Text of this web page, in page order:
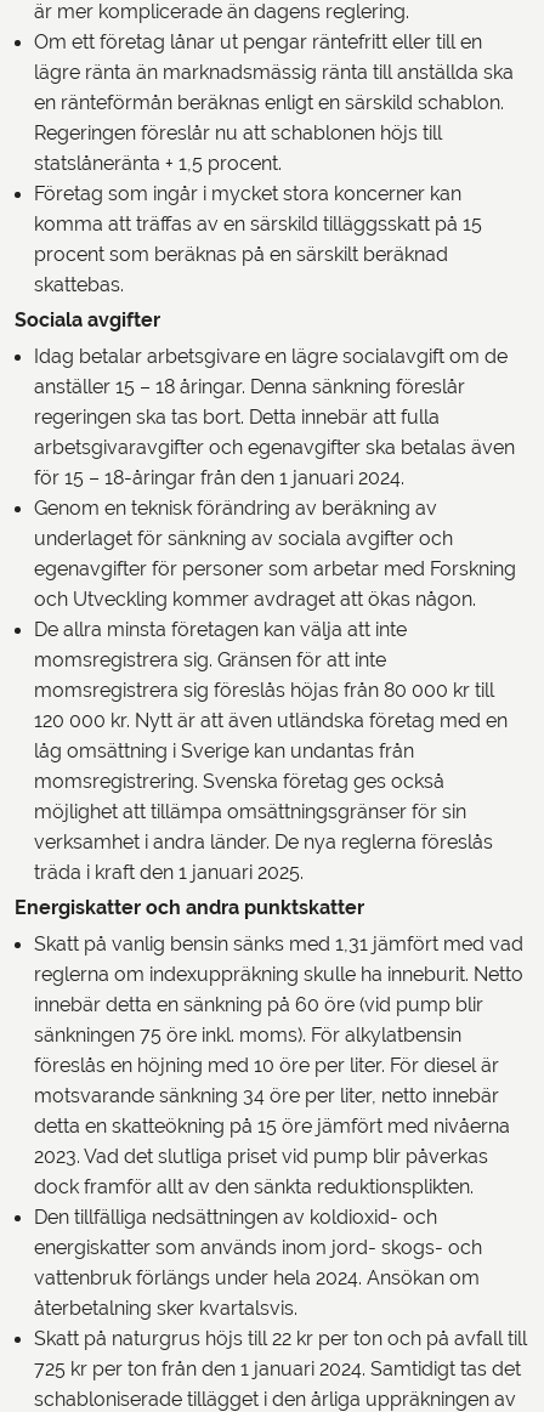
är mer komplicerade än dagens reglering.
Om ett företag lånar ut pengar räntefritt eller till en
lägre ränta än marknadsmässig ränta till anställda ska
en ränteförmån beräknas enligt en särskild schablon.
Regeringen föreslår nu att schablonen höjs till
statslåneränta + 1,5 procent.
Företag som ingår i mycket stora koncerner kan
komma att träffas av en särskild tilläggsskatt på 15
procent som beräknas på en särskilt beräknad
skattebas.
Sociala avgifter
Idag betalar arbetsgivare en lägre socialavgift om de
anställer 15 – 18 åringar. Denna sänkning föreslår
regeringen ska tas bort. Detta innebär att fulla
arbetsgivaravgifter och egenavgifter ska betalas även
för 15 – 18-åringar från den 1 januari 2024.
Genom en teknisk förändring av beräkning av
underlaget för sänkning av sociala avgifter och
egenavgifter för personer som arbetar med Forskning
och Utveckling kommer avdraget att ökas någon.
De allra minsta företagen kan välja att inte
momsregistrera sig. Gränsen för att inte
momsregistrera sig föreslås höjas från 80 000 kr till
120 000 kr. Nytt är att även utländska företag med en
låg omsättning i Sverige kan undantas från
momsregistrering. Svenska företag ges också
möjlighet att tillämpa omsättningsgränser för sin
verksamhet i andra länder. De nya reglerna föreslås
träda i kraft den 1 januari 2025.
Energiskatter och andra punktskatter
Skatt på vanlig bensin sänks med 1,31 jämfört med vad
reglerna om indexuppräkning skulle ha inneburit. Netto
innebär detta en sänkning på 60 öre (vid pump blir
sänkningen 75 öre inkl. moms). För alkylatbensin
föreslås en höjning med 10 öre per liter. För diesel är
motsvarande sänkning 34 öre per liter, netto innebär
detta en skatteökning på 15 öre jämfört med nivåerna
2023. Vad det slutliga priset vid pump blir påverkas
dock framför allt av den sänkta reduktionsplikten.
Den tillfälliga nedsättningen av koldioxid- och
energiskatter som används inom jord- skogs- och
vattenbruk förlängs under hela 2024. Ansökan om
återbetalning sker kvartalsvis.
Skatt på naturgrus höjs till 22 kr per ton och på avfall till
725 kr per ton från den 1 januari 2024. Samtidigt tas det
schabloniserade tillägget i den årliga uppräkningen av